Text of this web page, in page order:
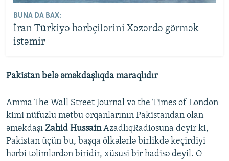
BUNA DA BAX:
İran Türkiyə hərbçilərini Xəzərdə görmək
istəmir
Pakistan belə əməkdaşlıqda maraqlıdır
Amma The Wall Street Journal və the Times of London
kimi nüfuzlu mətbu orqanlarının Pakistandan olan
əməkdaşı Zahid HussainAzadlıqRadiosuna deyir ki,
Pakistan üçün bu, başqa ölkələrlə birlikdə keçirdiyi
hərbi təlimlərdən biridir, xüsusi bir hadisə deyil. O